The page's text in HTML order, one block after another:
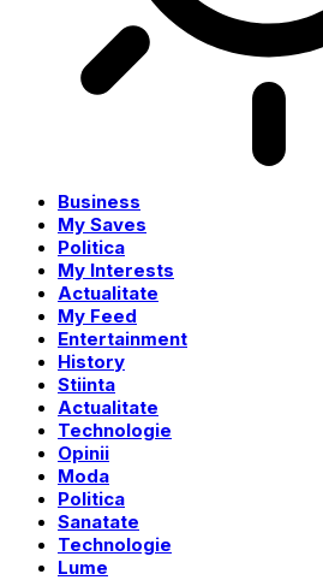
Business
My Saves
Politica
My Interests
Actualitate
My Feed
Entertainment
History
Stiinta
Actualitate
Technologie
Opinii
Moda
Politica
Sanatate
Technologie
Lume